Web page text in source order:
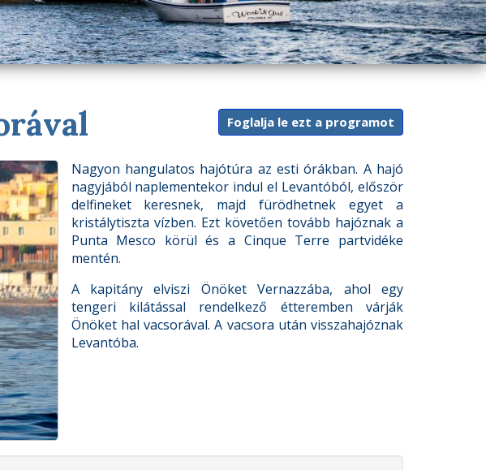
Foglalja le ezt a programot
Nagyon hangulatos hajótúra az esti órákban. A hajó
nagyjából naplementekor indul el Levantóból, először
delfineket keresnek, majd fürödhetnek egyet a
kristálytiszta vízben. Ezt követően tovább hajóznak a
Punta Mesco körül és a Cinque Terre partvidéke
mentén.
A kapitány elviszi Önöket Vernazzába, ahol egy
tengeri kilátással rendelkező étteremben várják
Önöket hal vacsorával. A vacsora után visszahajóznak
Levantóba.